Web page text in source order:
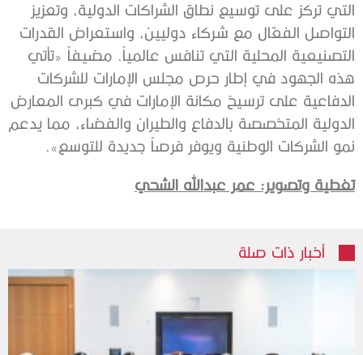
التي تركز على توسيع نطاق الشراكات الدولية، وتعزيز
التواصل الفعّال مع شركاء دوليين، واستعراض القدرات
التصنيعية المحلية التي تنافس عالمياً. مضيفاً «تأتي
هذه الجهود في إطار حرص مجلس الإمارات للشركات
الدفاعية على ترسيخ مكانة الإمارات في كبرى المعارض
الدولية المتخصصة بالدفاع والطيران والفضاء، مما يدعم
نمو الشركات الوطنية ويوفر فرصاً جديدة للتوسع».
تغطية وتصوير: عمر عبدالله الشحي
أخبار ذات صلة